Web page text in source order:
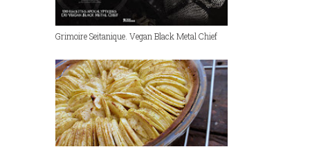
Grimoire Seitanique. Vegan Black Metal Chief